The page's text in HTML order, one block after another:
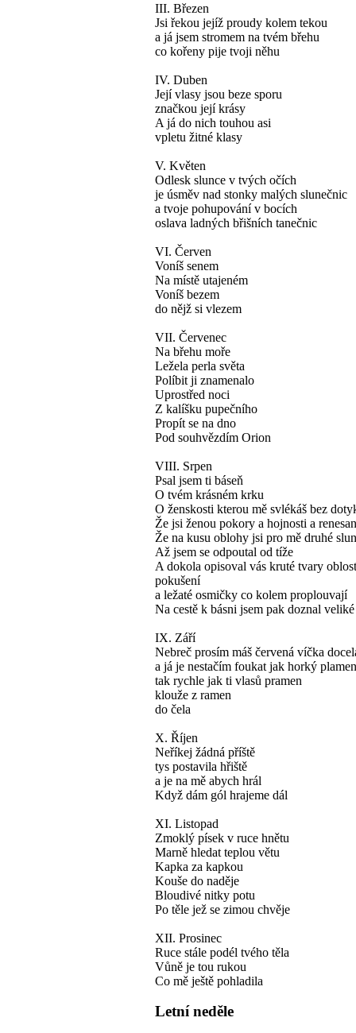
III. Březen
Jsi řekou jejíž proudy kolem tekou
a já jsem stromem na tvém břehu
co kořeny pije tvoji něhu
IV. Duben
Její vlasy jsou beze sporu
značkou její krásy
A já do nich touhou asi
vpletu žitné klasy
V. Květen
Odlesk slunce v tvých očích
je úsměv nad stonky malých slunečnic
a tvoje pohupování v bocích
oslava ladných břišních tanečnic
VI. Červen
Voníš senem
Na místě utajeném
Voníš bezem
do nějž si vlezem
VII. Červenec
Na břehu moře
Ležela perla světa
Políbit ji znamenalo
Uprostřed noci
Z kalíšku pupečního
Propít se na dno
Pod souhvězdím Orion
VIII. Srpen
Psal jsem ti báseň
O tvém krásném krku
O ženskosti kterou mě svlékáš bez
Že jsi ženou pokory a hojnosti a
Že na kusu oblohy jsi pro mě druhé
Až jsem se odpoutal od tíže
A dokola opisoval vás kruté tvary
pokušení
a ležaté osmičky co kolem proplouvají
Na cestě k básni jsem pak doznal
IX. Září
Nebreč prosím máš červená víčka
a já je nestačím foukat jak horký plamen
tak rychle jak ti vlasů pramen
klouže z ramen
do čela
X. Říjen
Neříkej žádná příště
tys postavila hřiště
a je na mě abych hrál
Když dám gól hrajeme dál
XI. Listopad
Zmoklý písek v ruce hnětu
Marně hledat teplou větu
Kapka za kapkou
Kouše do naděje
Bloudivé nitky potu
Po těle jež se zimou chvěje
XII. Prosinec
Ruce stále podél tvého těla
Vůně je tou rukou
Co mě ještě pohladila
Letní neděle